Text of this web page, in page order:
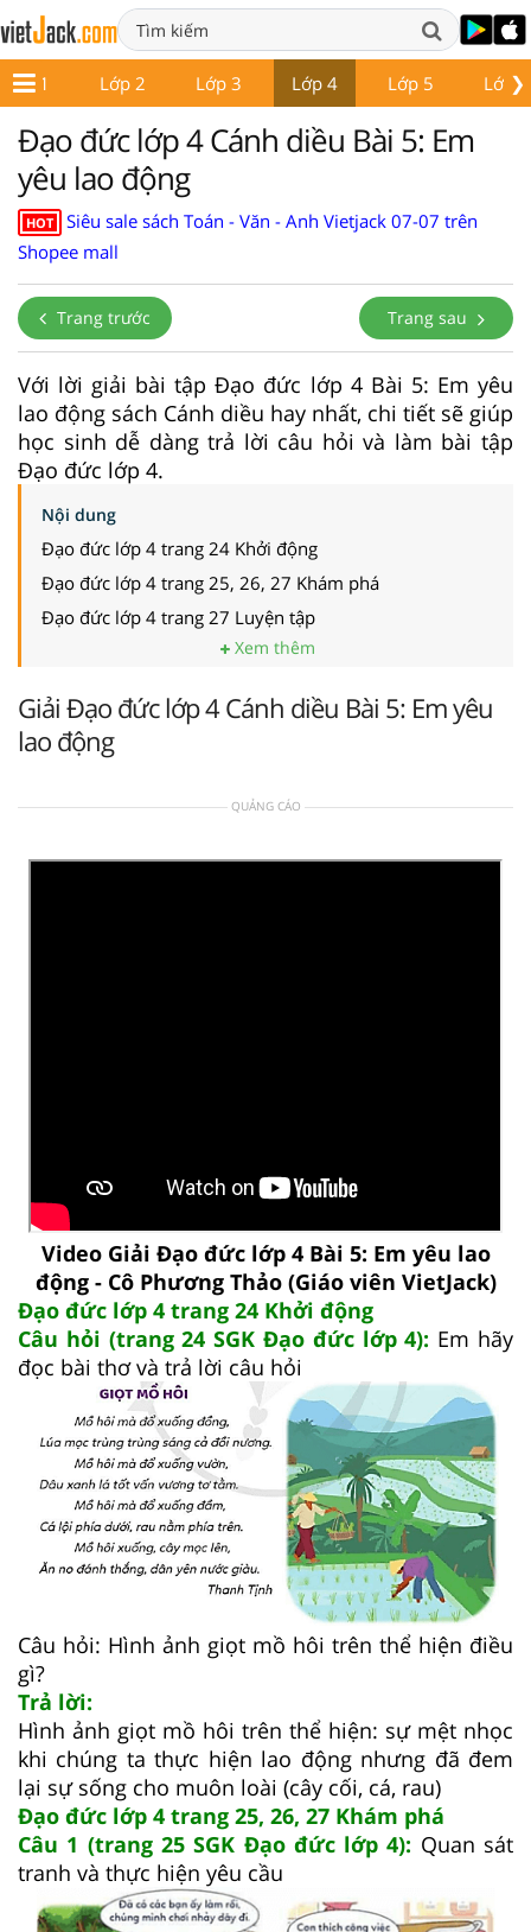
❯
Lớp 1 Lớp 2 Lớp 3 Lớp 4 Lớp 5 Lớp 6
Đạo đức lớp 4 Cánh diều Bài 5: Em
yêu lao động
HOT
Siêu sale sách Toán - Văn - Anh Vietjack 07-07 trên
Shopee mall
Trang trước Trang sau
Với lời giải bài tập Đạo đức lớp 4 Bài 5: Em yêu
lao động sách Cánh diều hay nhất, chi tiết sẽ giúp
học sinh dễ dàng trả lời câu hỏi và làm bài tập
Đạo đức lớp 4.
Nội dung
Đạo đức lớp 4 trang 24 Khởi động
Đạo đức lớp 4 trang 25, 26, 27 Khám phá
Đạo đức lớp 4 trang 27 Luyện tập
Xem thêm
Giải Đạo đức lớp 4 Cánh diều Bài 5: Em yêu
lao động
QUẢNG CÁO
Video Giải Đạo đức lớp 4 Bài 5: Em yêu lao
động - Cô Phương Thảo (Giáo viên VietJack)
Đạo đức lớp 4 trang 24 Khởi động
Câu hỏi (trang 24 SGK Đạo đức lớp 4): Em hãy
đọc bài thơ và trả lời câu hỏi
Câu hỏi: Hình ảnh giọt mồ hôi trên thể hiện điều
gì?
Trả lời:
Hình ảnh giọt mồ hôi trên thể hiện: sự mệt nhọc
khi chúng ta thực hiện lao động nhưng đã đem
lại sự sống cho muôn loài (cây cối, cá, rau)
Đạo đức lớp 4 trang 25, 26, 27 Khám phá
Câu 1 (trang 25 SGK Đạo đức lớp 4): Quan sát
tranh và thực hiện yêu cầu